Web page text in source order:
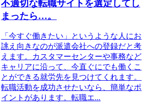
不適切な転職サイトを選定してし
まったら…。
「今すぐ働きたい」というような人にお
誂え向きなのが派遣会社への登録だと考
えます。カスタマーセンターや事務など
キャリアに沿って、今直ぐにでも働くこ
とができる就労先を見つけてくれます。
転職活動を成功させたいなら、簡単なポ
イントがあります。転職エ...